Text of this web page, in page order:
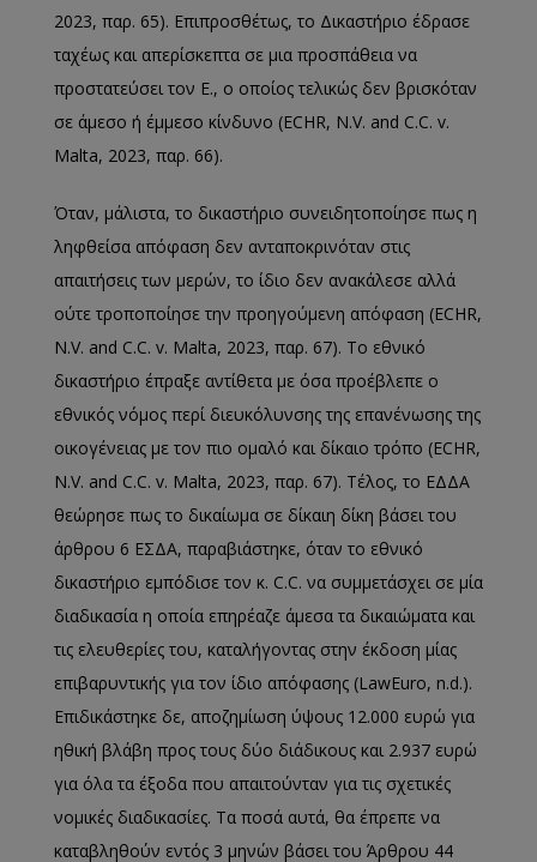
2023, παρ. 65). Επιπροσθέτως, το Δικαστήριο έδρασε
ταχέως και απερίσκεπτα σε μια προσπάθεια να
προστατεύσει τον E., ο οποίος τελικώς δεν βρισκόταν
σε άμεσο ή έμμεσο κίνδυνο (ECHR, N.V. and C.C. v.
Malta, 2023, παρ. 66).
Όταν, μάλιστα, το δικαστήριο συνειδητοποίησε πως η
ληφθείσα απόφαση δεν ανταποκρινόταν στις
απαιτήσεις των μερών, το ίδιο δεν ανακάλεσε αλλά
ούτε τροποποίησε την προηγούμενη απόφαση (ECHR,
N.V. and C.C. v. Malta, 2023, παρ. 67). Το εθνικό
δικαστήριο έπραξε αντίθετα με όσα προέβλεπε ο
εθνικός νόμος περί διευκόλυνσης της επανένωσης της
οικογένειας με τον πιο ομαλό και δίκαιο τρόπο (ECHR,
N.V. and C.C. v. Malta, 2023, παρ. 67). Τέλος, το ΕΔΔΑ
θεώρησε πως το δικαίωμα σε δίκαιη δίκη βάσει του
άρθρου 6 ΕΣΔΑ, παραβιάστηκε, όταν το εθνικό
δικαστήριο εμπόδισε τον κ. C.C. να συμμετάσχει σε μία
διαδικασία η οποία επηρέαζε άμεσα τα δικαιώματα και
τις ελευθερίες του, καταλήγοντας στην έκδοση μίας
επιβαρυντικής για τον ίδιο απόφασης (LawEuro, n.d.).
Επιδικάστηκε δε, αποζημίωση ύψους 12.000 ευρώ για
ηθική βλάβη προς τους δύο διάδικους και 2.937 ευρώ
για όλα τα έξοδα που απαιτούνταν για τις σχετικές
νομικές διαδικασίες. Τα ποσά αυτά, θα έπρεπε να
καταβληθούν εντός 3 μηνών βάσει του Άρθρου 44